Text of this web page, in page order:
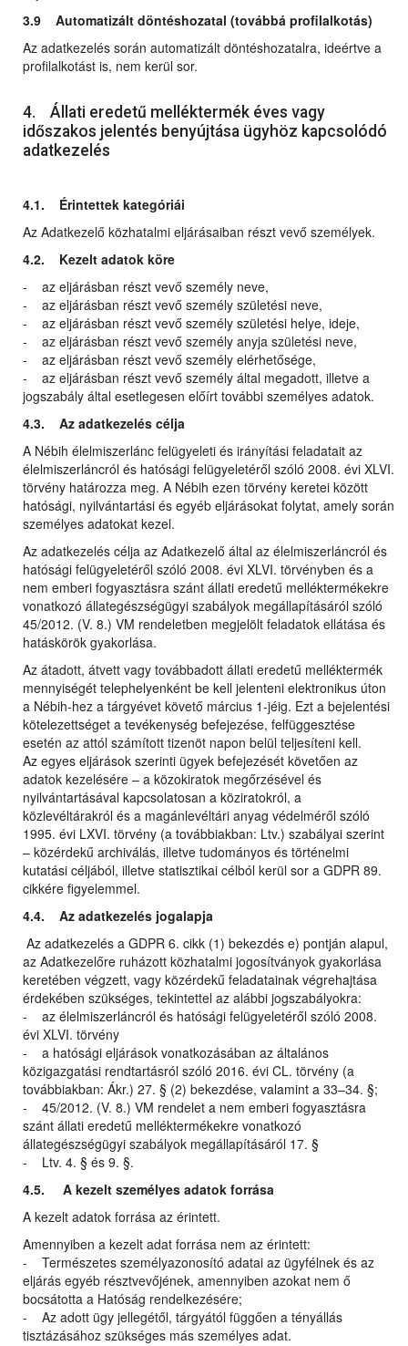
3.9 Automatizált döntéshozatal (továbbá profilalkotás)
Az adatkezelés során automatizált döntéshozatalra, ideértve a
profilalkotást is, nem kerül sor.
4. Állati eredetű melléktermék éves vagy
időszakos jelentés benyújtása ügyhöz kapcsolódó
adatkezelés
4.1. Érintettek kategóriái
Az Adatkezelő közhatalmi eljárásaiban részt vevő személyek.
4.2. Kezelt adatok köre
- az eljárásban részt vevő személy neve,
- az eljárásban részt vevő személy születési neve,
- az eljárásban részt vevő személy születési helye, ideje,
- az eljárásban részt vevő személy anyja születési neve,
- az eljárásban részt vevő személy elérhetősége,
- az eljárásban részt vevő személy által megadott, illetve a
jogszabály által esetlegesen előírt további személyes adatok.
4.3. Az adatkezelés célja
A Nébih élelmiszerlánc felügyeleti és irányítási feladatait az
élelmiszerláncról és hatósági felügyeletéről szóló 2008. évi XLVI.
törvény határozza meg. A Nébih ezen törvény keretei között
hatósági, nyilvántartási és egyéb eljárásokat folytat, amely során
személyes adatokat kezel.
Az adatkezelés célja az Adatkezelő által az élelmiszerláncról és
hatósági felügyeletéről szóló 2008. évi XLVI. törvényben és a
nem emberi fogyasztásra szánt állati eredetű melléktermékekre
vonatkozó állategészségügyi szabályok megállapításáról szóló
45/2012. (V. 8.) VM rendeletben megjelölt feladatok ellátása és
hatáskörök gyakorlása.
Az átadott, átvett vagy továbbadott állati eredetű melléktermék
mennyiségét telephelyenként be kell jelenteni elektronikus úton
a Nébih-hez a tárgyévet követő március 1-jéig. Ezt a bejelentési
kötelezettséget a tevékenység befejezése, felfüggesztése
esetén az attól számított tizenöt napon belül teljesíteni kell.
Az egyes eljárások szerinti ügyek befejezését követően az
adatok kezelésére – a közokiratok megőrzésével és
nyilvántartásával kapcsolatosan a köziratokról, a
közlevéltárakról és a magánlevéltári anyag védelméről szóló
1995. évi LXVI. törvény (a továbbiakban: Ltv.) szabályai szerint
– közérdekű archiválás, illetve tudományos és történelmi
kutatási céljából, illetve statisztikai célból kerül sor a GDPR 89.
cikkére figyelemmel.
4.4. Az adatkezelés jogalapja
Az adatkezelés a GDPR 6. cikk (1) bekezdés e) pontján alapul,
az Adatkezelőre ruházott közhatalmi jogosítványok gyakorlása
keretében végzett, vagy közérdekű feladatainak végrehajtása
érdekében szükséges, tekintettel az alábbi jogszabályokra:
- az élelmiszerláncról és hatósági felügyeletéről szóló 2008.
évi XLVI. törvény
- a hatósági eljárások vonatkozásában az általános
közigazgatási rendtartásról szóló 2016. évi CL. törvény (a
továbbiakban: Ákr.) 27. § (2) bekezdése, valamint a 33–34. §;
- 45/2012. (V. 8.) VM rendelet a nem emberi fogyasztásra
szánt állati eredetű melléktermékekre vonatkozó
állategészségügyi szabályok megállapításáról 17. §
- Ltv. 4. § és 9. §.
4.5. A kezelt személyes adatok forrása
A kezelt adatok forrása az érintett.
Amennyiben a kezelt adat forrása nem az érintett:
- Természetes személyazonosító adatai az ügyfélnek és az
eljárás egyéb résztvevőjének, amennyiben azokat nem ő
bocsátotta a Hatóság rendelkezésére;
- Az adott ügy jellegétől, tárgyától függően a tényállás
tisztázásához szükséges más személyes adat.